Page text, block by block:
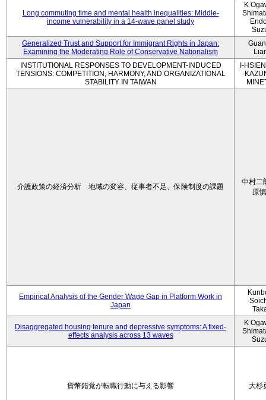
Long commuting time and mental health inequalities: Middle-
income vulnerability in a 14-wave panel study
K
Generalized Trust and Support for Immigrant Rights in Japan:
Examining the Moderating Role of Conservative Nationalism
INSTITUTIONAL RESPONSES TO DEVELOPMENT-INDUCED
TENSIONS: COMPETITION, HARMONY, AND ORGANIZATIONAL
STABILITY IN TAIWAN
I-
介護政策の経済分析 地域の変容、従事者不足、保険制度の課題
中村二
原
Empirical Analysis of the Gender Wage Gap in Platform Work in
Japan
Disaggregated housing tenure and depressive symptoms: A fixed-
effects analysis across 13 waves
K
貨幣錯覚が転職行動に与える影響 大杉